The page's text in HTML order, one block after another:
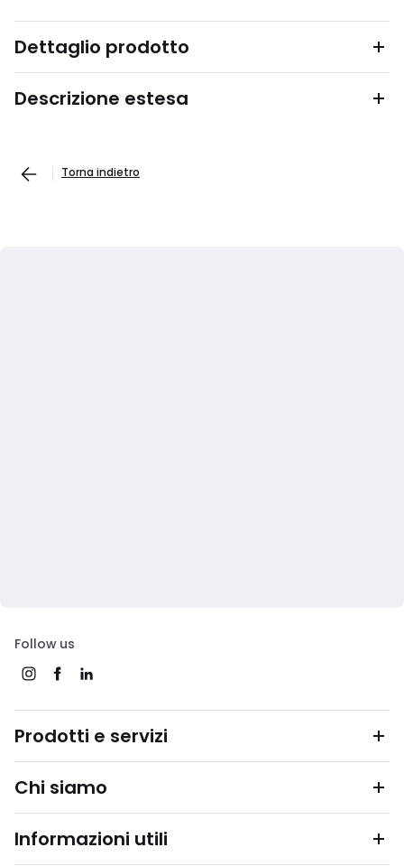
Dettaglio prodotto
Descrizione estesa
Torna indietro
Follow us
Prodotti e servizi
Chi siamo
Informazioni utili